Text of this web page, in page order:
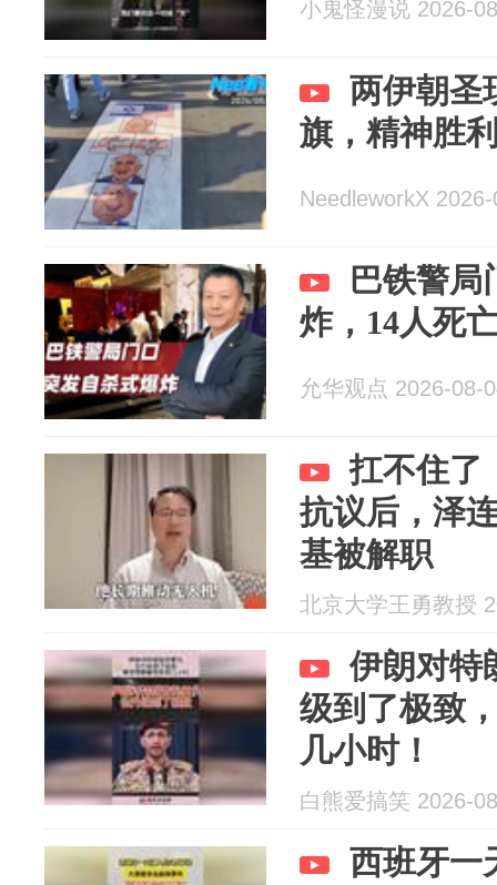
小鬼怪漫说 2026-
两伊朝圣
旗，精神胜
NeedleworkX
巴铁警局
炸，14人死
允华观点 2026-08-
扛不住了
抗议后，泽
基被解职
北京大学王勇教授
伊朗对特
级到了极致
几小时！
白熊爱搞笑 2026-
西班牙一